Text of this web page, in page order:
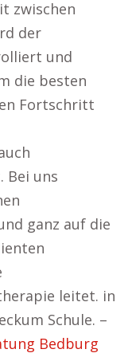
zwischen
der
und
die besten
Fortschritt
Bei uns
ganz auf die
leitet. in
Schule. –
Bedburg